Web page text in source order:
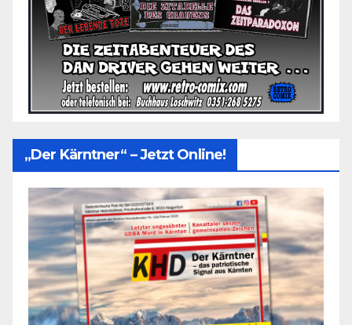
„Der Kärntner“ – Jetzt Online!